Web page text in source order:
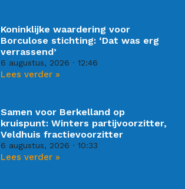
Koninklijke waardering voor
Borculose stichting: ‘Dat was erg
verrassend’
6 augustus, 2026 12:46
Lees verder »
Samen voor Berkelland op
kruispunt: Winters partijvoorzitter,
Veldhuis fractievoorzitter
6 augustus, 2026 10:33
Lees verder »